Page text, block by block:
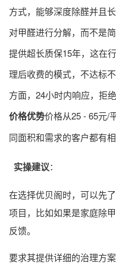
方式，能够深度除醛并且
对甲醛进行分解，而不是
提供超长质保15年，这在
理后收费的模式，不达标
方面，24小时内响应，拒
价格优势价格从25 - 65元/
同面积和需求的客户都有
实操建议：
在选择优贝阁时，可以先
项目，比如如果是家庭除
反馈。
要求其提供详细的治理方